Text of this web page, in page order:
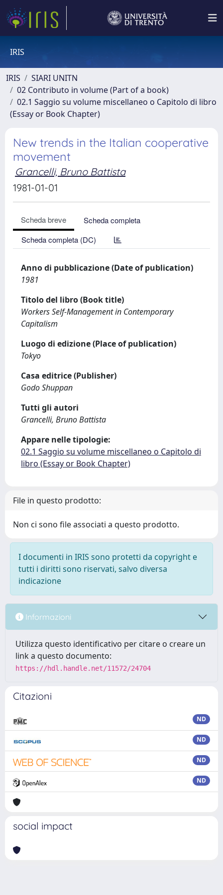
IRIS
IRIS
SIARI UNITN
02 Contributo in volume (Part of a book)
02.1 Saggio su volume miscellaneo o Capitolo di libro
(Essay or Book Chapter)
New trends in the Italian cooperative
movement
Grancelli, Bruno Battista
1981-01-01
Scheda breve
Scheda completa
Scheda completa (DC)
Anno di pubblicazione (Date of publication)
1981
Titolo del libro (Book title)
Workers Self-Management in Contemporary
Capitalism
Luogo di edizione (Place of publication)
Tokyo
Casa editrice (Publisher)
Godo Shuppan
Tutti gli autori
Grancelli, Bruno Battista
Appare nelle tipologie:
02.1 Saggio su volume miscellaneo o Capitolo di
libro (Essay or Book Chapter)
File in questo prodotto:
Non ci sono file associati a questo prodotto.
I documenti in IRIS sono protetti da copyright e
tutti i diritti sono riservati, salvo diversa
indicazione
Informazioni
Utilizza questo identificativo per citare o creare un
link a questo documento:
https://hdl.handle.net/11572/24704
Citazioni
ND
ND
ND
ND
social impact